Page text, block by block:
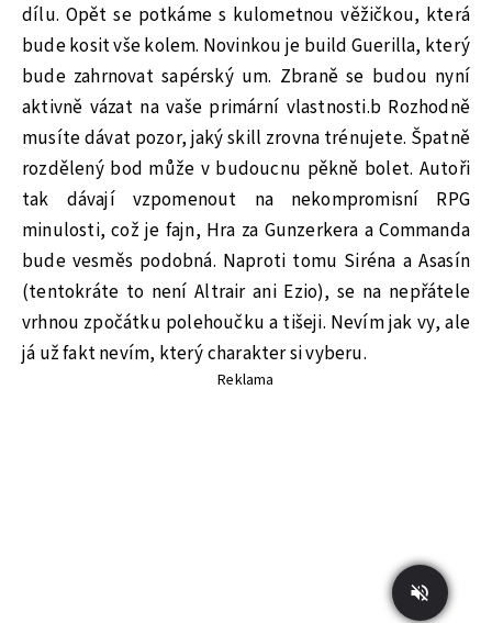
dílu. Opět se potkáme s kulometnou věžičkou, která
bude kosit vše kolem. Novinkou je build Guerilla, který
bude zahrnovat sapérský um. Zbraně se budou nyní
aktivně vázat na vaše primární vlastnosti.b Rozhodně
musíte dávat pozor, jaký skill zrovna trénujete. Špatně
rozdělený bod může v budoucnu pěkně bolet. Autoři
tak dávají vzpomenout na nekompromisní RPG
minulosti, což je fajn, Hra za Gunzerkera a Commanda
bude vesměs podobná. Naproti tomu Siréna a Asasín
(tentokráte to není Altrair ani Ezio), se na nepřátele
vrhnou zpočátku polehoučku a tišeji. Nevím jak vy, ale
já už fakt nevím, který charakter si vyberu.
Reklama